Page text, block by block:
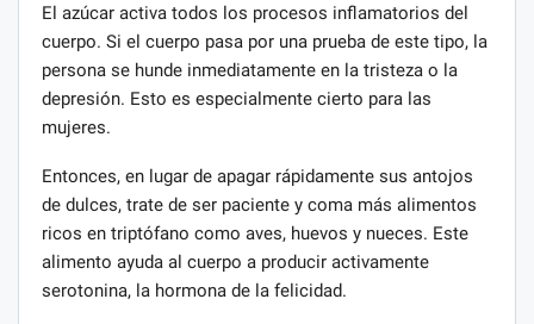
El azúcar activa todos los procesos inflamatorios del
cuerpo. Si el cuerpo pasa por una prueba de este tipo, la
persona se hunde inmediatamente en la tristeza o la
depresión. Esto es especialmente cierto para las
mujeres.
Entonces, en lugar de apagar rápidamente sus antojos
de dulces, trate de ser paciente y coma más alimentos
ricos en triptófano como aves, huevos y nueces. Este
alimento ayuda al cuerpo a producir activamente
serotonina, la hormona de la felicidad.